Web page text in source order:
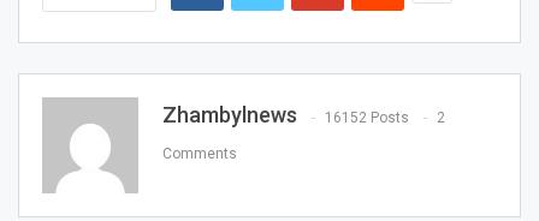
Zhambylnews 16152 Posts 2
Comments